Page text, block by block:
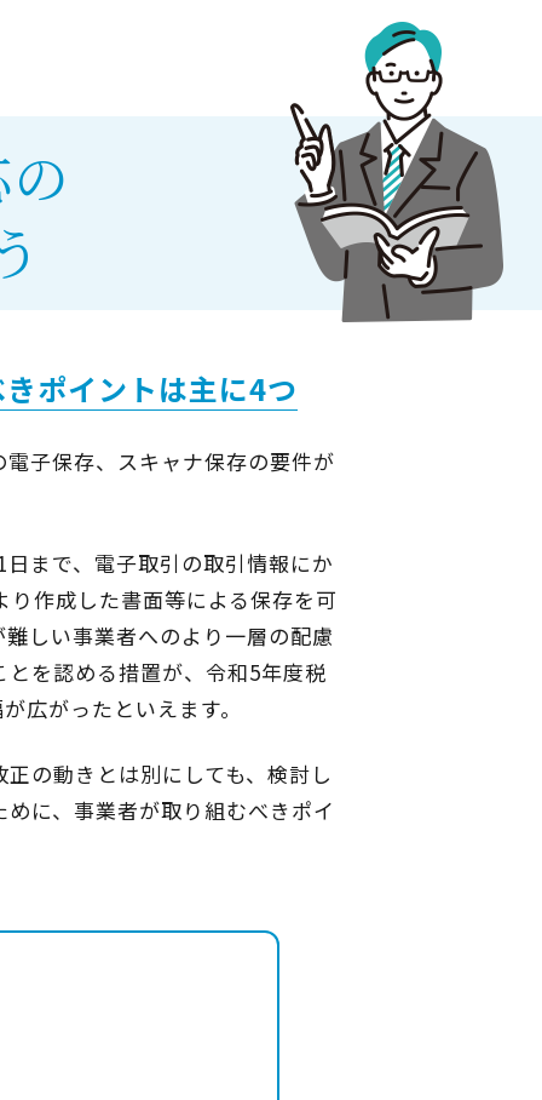
ポイントは主に4つ
子保存、スキャナ保存の要件が
まで、電子取引の取引情報にか
作成した書面等による保存を可
しい事業者へのより一層の配慮
を認める措置が、令和5年度税
広がったといえます。
の動きとは別にしても、検討し
に、事業者が取り組むべきポイ